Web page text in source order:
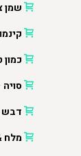
שמן
כמון
סויה
דבש
מלח